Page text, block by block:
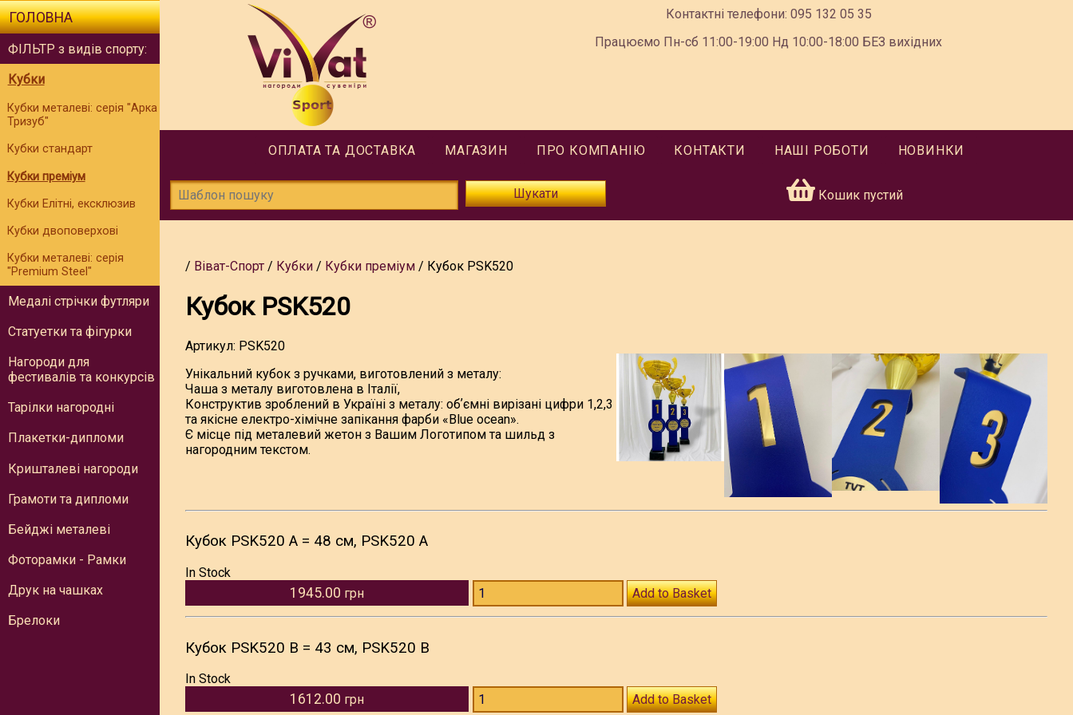
Контактні телефони: 095 132 05 35
Працюємо Пн-сб 11:00-19:00 Нд 10:00-18:00 БЕЗ вихідних
ОПЛАТА ТА ДОСТАВКА МАГАЗИН ПРО КОМПАНІЮ КОНТАКТИ НАШІ РОБОТИ НОВИНКИ
Шукати Кошик пустий
ГОЛОВНА
ФІЛЬТР з видів спорту:
Кубки
Кубки металеві: серія "Арка
Тризуб"
Кубки стандарт
Кубки преміум
Кубки Елітні, ексклюзив
Кубки двоповерхові
Кубки металеві: серія
"Premium Steel"
Медалі стрічки футляри
Статуетки та фігурки
Нагороди для
фестивалів та конкурсів
Тарілки нагородні
Плакетки-дипломи
Кришталеві нагороди
Грамоти та дипломи
Бейджі металеві
Фоторамки - Рамки
Друк на чашках
Брелоки
Віват-Спорт Кубки Кубки преміум Кубок PSK520
Кубок PSK520
Артикул: PSK520
Унікальний кубок з ручками, виготовлений з металу:
Чаша з металу виготовлена в Італії,
Конструктив зроблений в Україні з металу: обʼємні вирізані цифри 1,2,3
та якісне електро-хімічне запікання фарби «Blue ocean».
Є місце під металевий жетон з Вашим Логотипом та шильд з
нагородним текстом.
Кубок PSK520 A = 48 см, PSK520 A
In Stock
1945.00 грн Add to Basket
Кубок PSK520 B = 43 см, PSK520 B
In Stock
1612.00 грн Add to Basket